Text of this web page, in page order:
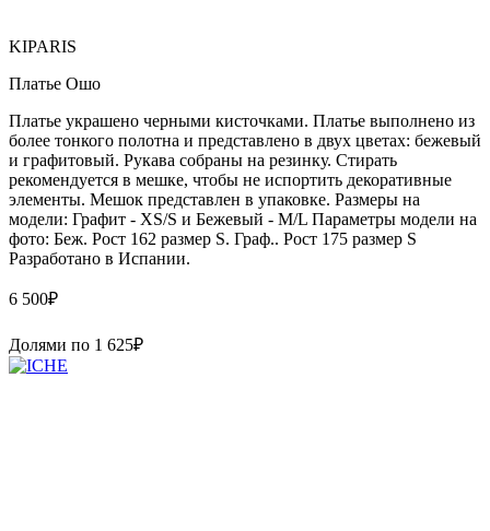
KIPARIS
Платье Ошо
Платье украшено черными кисточками. Платье выполнено из
более тонкого полотна и представлено в двух цветах: бежевый
и графитовый. Рукава собраны на резинку. Стирать
рекомендуется в мешке, чтобы не испортить декоративные
элементы. Мешок представлен в упаковке. Размеры на
модели: Графит - XS/S и Бежевый - M/L Параметры модели на
фото: Беж. Рост 162 размер S. Граф.. Рост 175 размер S
Paзpaботaно в Иcпaнии.
6 500₽
Долями по 1 625₽